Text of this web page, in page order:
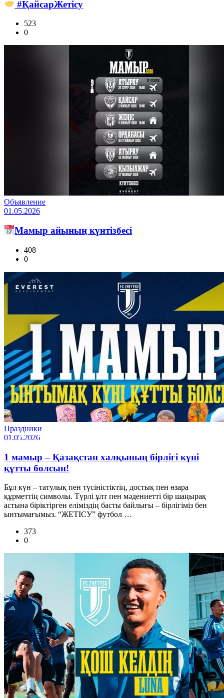
#ҚайсарЖетісу
523
0
Объявление
01.05.2026
Мамыр айының күнтізбесі
408
0
Праздники
01.05.2026
1 мамыр – Қазақстан халқының бірлігі күні
құтты болсын!
Бұл күн – татулық пен түсіністіктің, достық пен өзара
құрметтің символы. Түрлі ұлт пен мәдениетті бір шаңырақ
астына біріктірген еліміздің басты байлығы – бірлігіміз бен
ынтымағымыз. “ЖЕТІСУ” футбол …
373
0